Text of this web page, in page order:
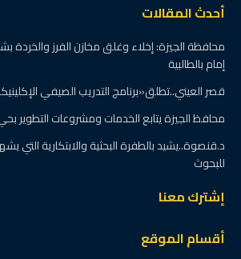
أحدث المقالات
محافظة الجيزة: إخلاء وغلق مخازن الفرز والخردة
إمام بالطالبية
قصر العيني..تطلق«برنامج التدريب الصيفي
محافظ الجيزة يتابع الخدمات ومشروعات التطوير
د.قنصوة..يشيد بالطفرة البحثية والابتكارية التي
للبحوث
إشترك معنا
أقسام الموقع